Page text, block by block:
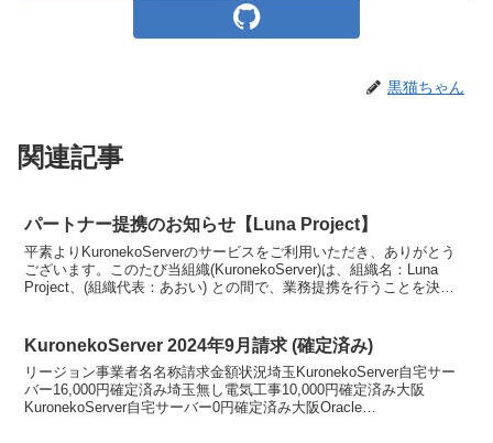
黒猫ちゃん
関連記事
パートナー提携のお知らせ【Luna Project】
平素よりKuronekoServerのサービスをご利用いただき、ありがとう
ございます。このたび当組織(KuronekoServer)は、組織名：Luna
Project、(組織代表：あおい) との間で、業務提携を行うことを決定
KuronekoServer 2024年9月請求 (確定済み)
リージョン事業者名名称請求金額状況埼玉KuronekoServer自宅サー
バー16,000円確定済み埼玉無し電気工事10,000円確定済み大阪
KuronekoServer自宅サーバー0円確定済み大阪Oracle